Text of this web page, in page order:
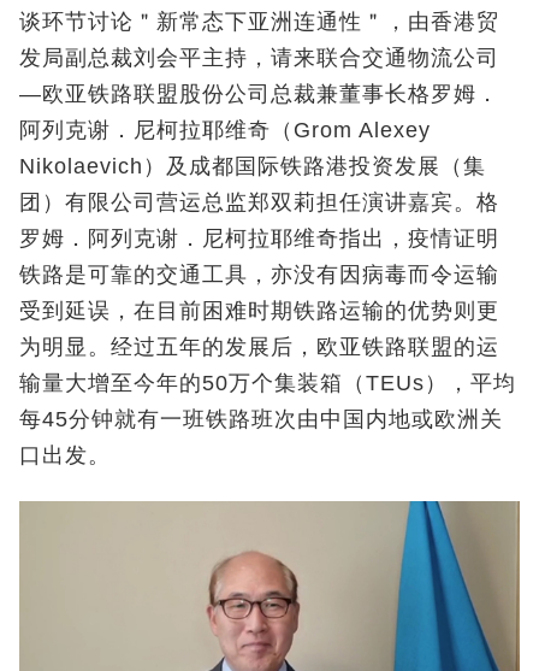
谈环节讨论＂新常态下亚洲连通性＂，由香港贸
发局副总裁刘会平主持，请来联合交通物流公司
—欧亚铁路联盟股份公司总裁兼董事长格罗姆．
阿列克谢．尼柯拉耶维奇（Grom Alexey
Nikolaevich）及成都国际铁路港投资发展（集
团）有限公司营运总监郑双莉担任演讲嘉宾。格
罗姆．阿列克谢．尼柯拉耶维奇指出，疫情证明
铁路是可靠的交通工具，亦没有因病毒而令运输
受到延误，在目前困难时期铁路运输的优势则更
为明显。经过五年的发展后，欧亚铁路联盟的运
输量大增至今年的50万个集装箱（TEUs），平均
每45分钟就有一班铁路班次由中国内地或欧洲关
口出发。